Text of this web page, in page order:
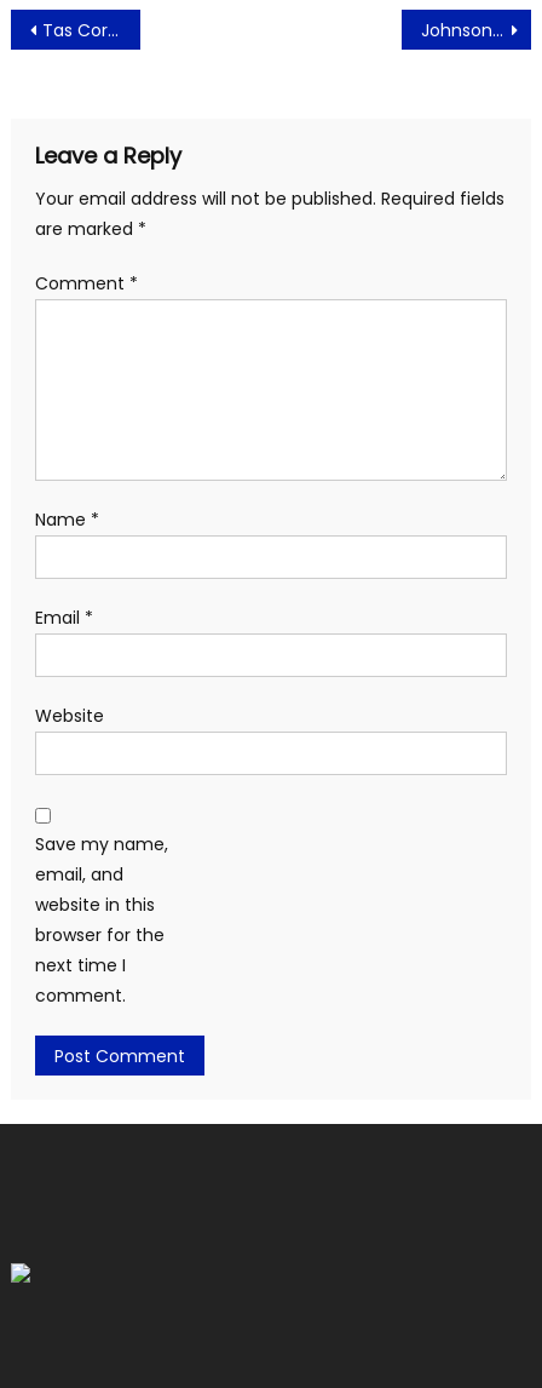
Post
navigation
Tas Coral Tampilkan Gaya dan Identitas Pemakainya Johnson & Johnson Indonesia dan RS MMC Selenggarakan Seminar Awam Dalam Rangka Memperingati Hari Pencegahan Bunuh Diri Sedunia
Leave a Reply
Your email address will not be published. Required fields
are marked *
Comment *
Name *
Email *
Website
Save my name,
email, and
website in this
browser for the
next time I
comment.